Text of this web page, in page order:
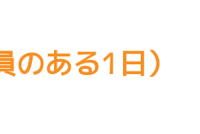
ある1日）